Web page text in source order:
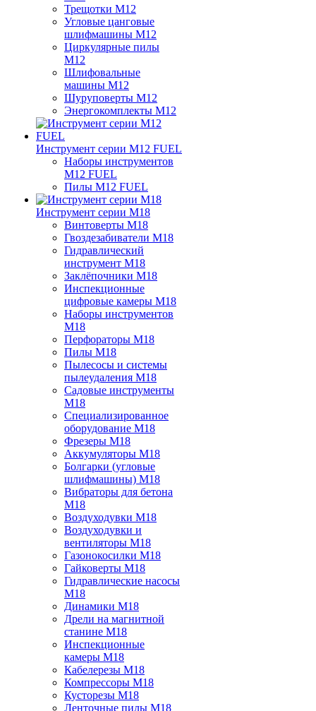
Трещотки M12
Угловые цанговые
шлифмашины M12
Циркулярные пилы
M12
Шлифовальные
машины M12
Шуруповерты M12
Энергокомплекты M12
Инструмент серии M12 FUEL
Наборы инструментов
M12 FUEL
Пилы M12 FUEL
Инструмент серии M18
Винтоверты M18
Гвоздезабиватели M18
Гидравлический
инструмент M18
Заклёпочники M18
Инспекционные
цифровые камеры M18
Наборы инструментов
M18
Перфораторы M18
Пилы M18
Пылесосы и системы
пылеудаления M18
Садовые инструменты
M18
Специализированное
оборудование M18
Фрезеры M18
Аккумуляторы M18
Болгарки (угловые
шлифмашины) M18
Вибраторы для бетона
M18
Воздуходувки M18
Воздуходувки и
вентиляторы M18
Газонокосилки M18
Гайковерты M18
Гидравлические насосы
M18
Динамики M18
Дрели на магнитной
станине M18
Инспекционные
камеры M18
Кабелерезы M18
Компрессоры M18
Кусторезы M18
Ленточные пилы M18